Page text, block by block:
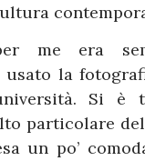
me era
la
Si
particolare
un po’